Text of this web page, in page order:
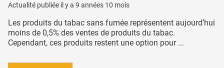
Actualité publiée il y a 9 années 10 mois
Les produits du tabac sans fumée représentent aujourd’hui
moins de 0,5% des ventes de produits du tabac.
Cependant, ces produits restent une option pour ...